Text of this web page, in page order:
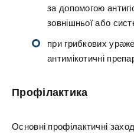
за допомогою
зовнішньої або
при грибкових
антимікотичні
Профілактика
Основні профілактичні